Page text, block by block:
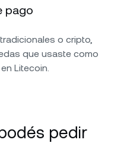
pago
o cripto,
que usaste como
Litecoin.
pedir